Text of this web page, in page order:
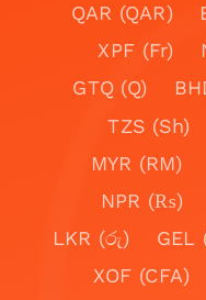
QAR (QAR)
XPF (Fr)
GTQ (Q)
TZS (Sh)
MYR (RM)
NPR (₨)
LKR (රු)
GEL
XOF (CFA)